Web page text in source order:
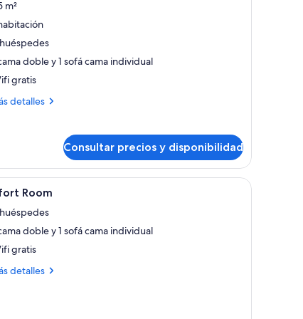
m²
doble y 1 sofá cama individual
gratis
detalles
Consultar precios y disponibilidad
grande. Baño | Secador de pelo y toallas
Room
doble y 1 sofá cama individual
gratis
detalles